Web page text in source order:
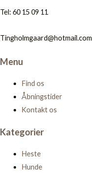
Tel: 60 15 09 11
Tingholmgaard@hotmail.com
Menu
Find os
Åbningstider
Kontakt os
Kategorier
Heste
Hunde